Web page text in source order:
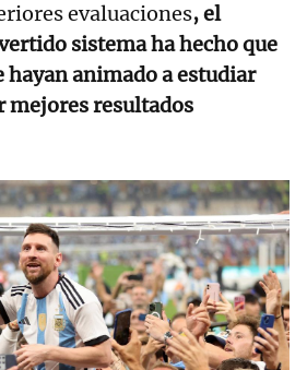
evaluaciones, el
sistema ha hecho que
hayan animado a estudiar
mejores resultados